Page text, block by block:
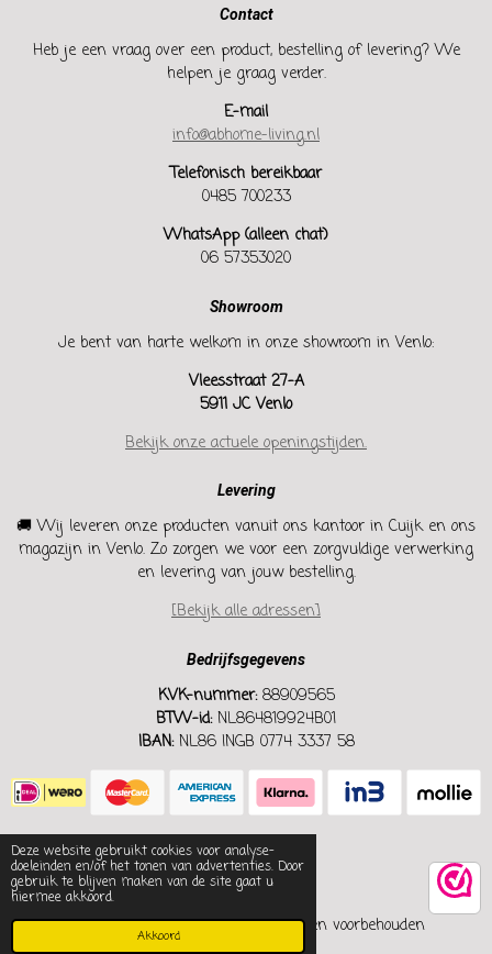
Deze website gebruikt cookies voor analyse-
doeleinden en/of het tonen van advertenties. Door
gebruik te blijven maken van de site gaat u
hiermee akkoord.
Akkoord
Contact
Heb je een vraag over een product, bestelling of levering? We
helpen je graag verder.
E-mail
info@abhome-living.nl
Telefonisch bereikbaar
0485 700233
WhatsApp (alleen chat)
06 57353020
Showroom
Je bent van harte welkom in onze showroom in Venlo:
Vleesstraat 27-A
5911 JC Venlo
Bekijk onze actuele openingstijden.
Levering
🚚 Wij leveren onze producten vanuit ons kantoor in Cuijk en ons
magazijn in Venlo. Zo zorgen we voor een zorgvuldige verwerking
en levering van jouw bestelling.
[Bekijk alle adressen]
Bedrijfsgegevens
KVK-nummer:88909565
BTW-id:NL864819924B01
IBAN:NL86 INGB 0774 3337 58
© 2022-2026 A&B HOME&LIVING Alle rechten voorbehouden